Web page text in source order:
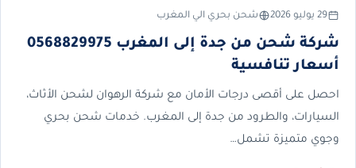
29 يوليو 2026 شحن بحري الي المغرب
شركة شحن من جدة إلى المغرب 0568829975
أسعار تنافسية
احصل على أقصى درجات الأمان مع شركة الرهوان لشحن الأثاث،
السيارات، والطرود من جدة إلى المغرب. خدمات شحن بحري
وجوي متميزة تشمل…